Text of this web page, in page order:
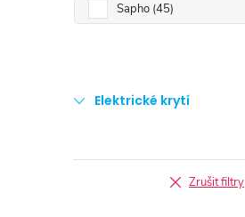
Sapho 45
Elektrické krytí
Zrušit filtry